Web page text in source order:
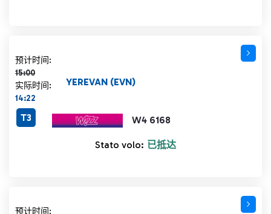
预计时间:
15:00
计划时间 15:00 删除线
实际时间:
14:22
W4 6168
YEREVAN (EVN)
T3
Stato volo: 已抵达
预计时间:
计划时间 15:00 删除线